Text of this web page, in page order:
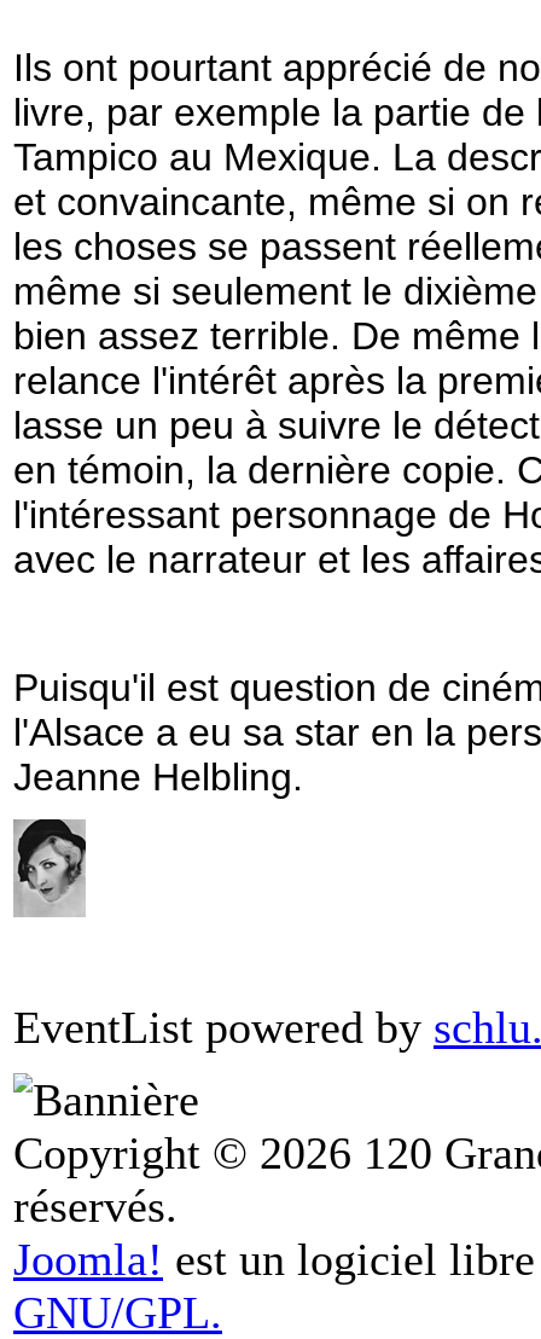
Ils ont pourtant apprécié de
livre, par exemple la partie
Tampico au Mexique. La
et convaincante, même si on
les choses se passent
même si seulement le
bien assez terrible. De même
relance l'intérêt après la
lasse un peu à suivre le
en témoin, la dernière copie.
l'intéressant personnage de
avec le narrateur et les
Puisqu'il est question de
l'Alsace a eu sa star en la
Jeanne Helbling.
EventList powered by
Copyright © 2026 120
réservés.
Joomla! est un logiciel
GNU/GPL.